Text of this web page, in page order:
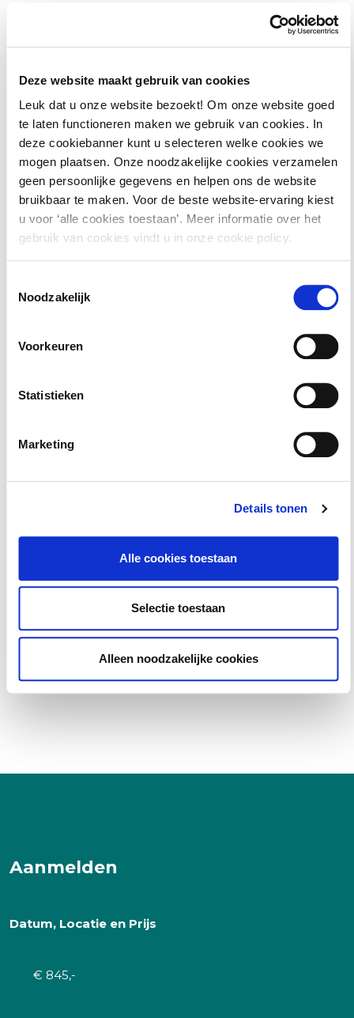
Deze website maakt gebruik van cookies
Leuk dat u onze website bezoekt! Om onze website goed
te laten functioneren maken we gebruik van cookies. In
deze cookiebanner kunt u selecteren welke cookies we
mogen plaatsen. Onze noodzakelijke cookies verzamelen
geen persoonlijke gegevens en helpen ons de website
bruikbaar te maken. Voor de beste website-ervaring kiest
u voor ‘alle cookies toestaan’. Meer informatie over het
gebruik van cookies vindt u in onze cookie policy.
Noodzakelijk
Voorkeuren
Statistieken
Marketing
Details tonen
Alle cookies toestaan
Selectie toestaan
Alleen noodzakelijke cookies
kunt u voor, tijdens en na de cursus continu leren over
dit onderwerp.
dossiers,digitale boeken van Berghauser Pont
Publishing, waaronder commentaar en naslag, en het
gehele jurisprudentie archief.
Studiepunten en -uren:
Voor deze cursus/opleiding
Aanmelden
Datum, Locatie en Prijs
€ 845,-